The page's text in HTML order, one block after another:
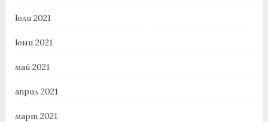
юли 2021
юни 2021
май 2021
април 2021
март 2021